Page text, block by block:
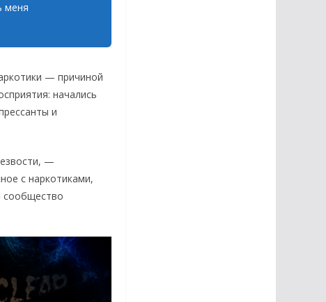
меня
— причиной
начались
и
—
с наркотиками,
сообщество